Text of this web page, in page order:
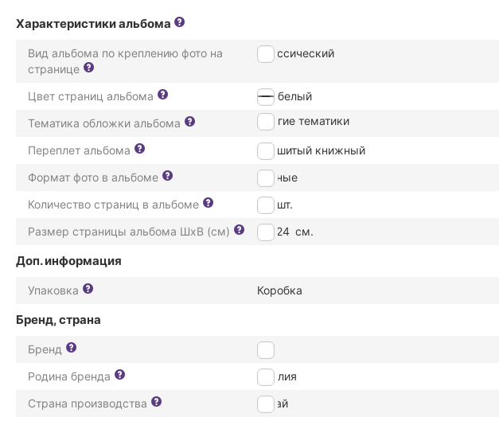
Характеристики альбома
Вид альбома по креплению фото на
странице
Классический
Цвет страниц альбома
белый
Тематика обложки альбома
другие тематики
Переплет альбома
прошитый книжный
Формат фото в альбоме
разные
Количество страниц в альбоме
40 шт.
Размер страницы альбома ШxВ (см)
24*24 см.
Доп. информация
Упаковка Коробка
Бренд, страна
Бренд
ZEP
Родина бренда
Италия
Страна производства
Китай